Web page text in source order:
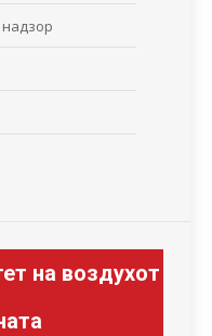
на воздухот